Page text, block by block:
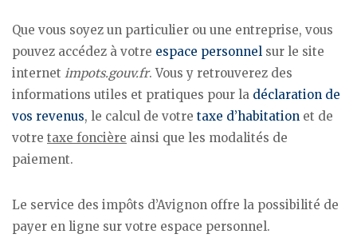
Que vous soyez un particulier ou une entreprise, vous
pouvez accédez à votre espace personnel sur le site
internet impots.gouv.fr. Vous y retrouverez des
informations utiles et pratiques pour la déclaration de
vos revenus, le calcul de votre taxe d’habitation et de
votre taxe foncière ainsi que les modalités de
paiement.
Le service des impôts d’Avignon offre la possibilité de
payer en ligne sur votre espace personnel.